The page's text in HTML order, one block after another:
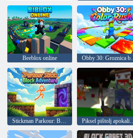
Beeblox online Obby
Stickman Parkour: Block Adventure Piksel